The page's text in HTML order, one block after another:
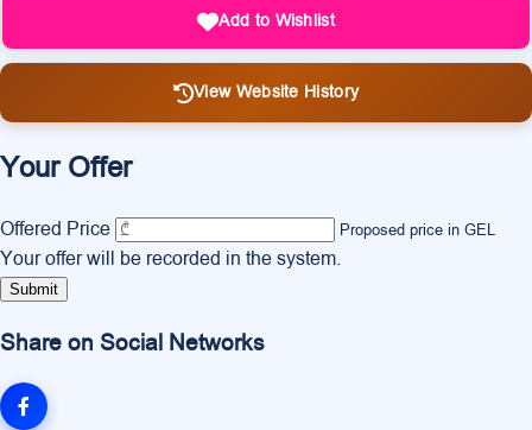
Add to Wishlist
View Website History
Your Offer
Offered Price Proposed price in GEL
Your offer will be recorded in the system.
Submit
Share on Social Networks